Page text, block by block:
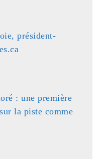
président-
: une première
la piste comme